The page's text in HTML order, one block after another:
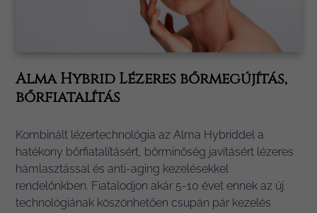
Alma Hybrid Lézeres bőrmegújítás,
bőrfiatalítás
Kombinált lézertechnológia az Alma Hybriddel a
hatékony bőrfiatalításért, bőrminőség javításért lézeres
hámlasztással és anti-aging kezelésekkel
rendelőnkben. Fiatalodjon akár 5-10 évet ennek az új
technológiának köszönhetően csupán pár kezelés